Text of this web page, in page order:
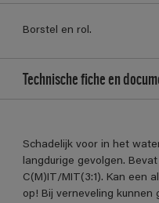
Borstel en rol.
Technische fiche en
Schadelijk voor in het
langdurige gevolgen.
C(M)IT/MIT(3:1). Kan een
op! Bij verneveling kunnen